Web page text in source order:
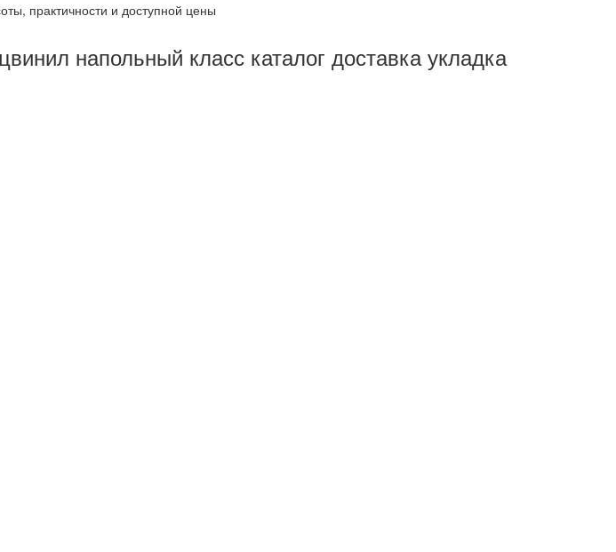
практичности и доступной цены
напольный класс каталог доставка укладка